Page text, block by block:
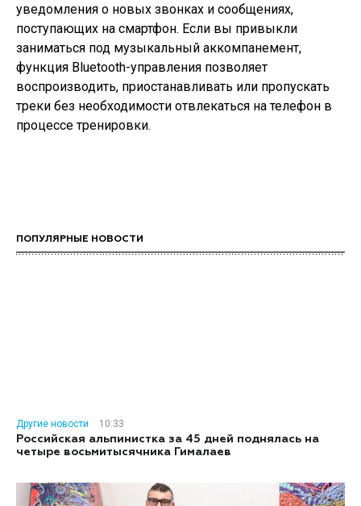
уведомления о новых звонках и сообщениях,
поступающих на смартфон. Если вы привыкли
заниматься под музыкальный аккомпанемент,
функция Bluetooth-управления позволяет
воспроизводить, приостанавливать или пропускать
треки без необходимости отвлекаться на телефон в
процессе тренировки.
ПОПУЛЯРНЫЕ НОВОСТИ
Другие новости
10:33
Российская альпинистка за 45 дней поднялась на
четыре восьмитысячника Гималаев